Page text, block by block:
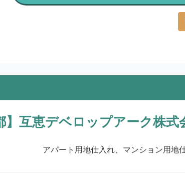
】互恵デベロップアーク株
アパート用地仕入れ、マンション用地